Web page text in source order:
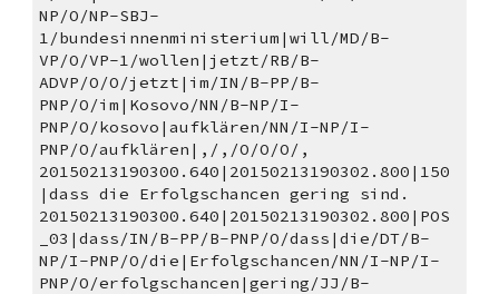
NP/O/NP-SBJ-
1/bundesinnenministerium|will/MD/B-
VP/O/VP-1/wollen|jetzt/RB/B-
ADVP/O/O/jetzt|im/IN/B-PP/B-
PNP/O/im|Kosovo/NN/B-NP/I-
PNP/O/kosovo|aufklären/NN/I-NP/I-
PNP/O/aufklären|,/,/O/O/O/,
20150213190300.640|20150213190302.800|150
|dass die Erfolgschancen gering sind.
20150213190300.640|20150213190302.800|POS
_03|dass/IN/B-PP/B-PNP/O/dass|die/DT/B-
NP/I-PNP/O/die|Erfolgschancen/NN/I-NP/I-
PNP/O/erfolgschancen|gering/JJ/B-